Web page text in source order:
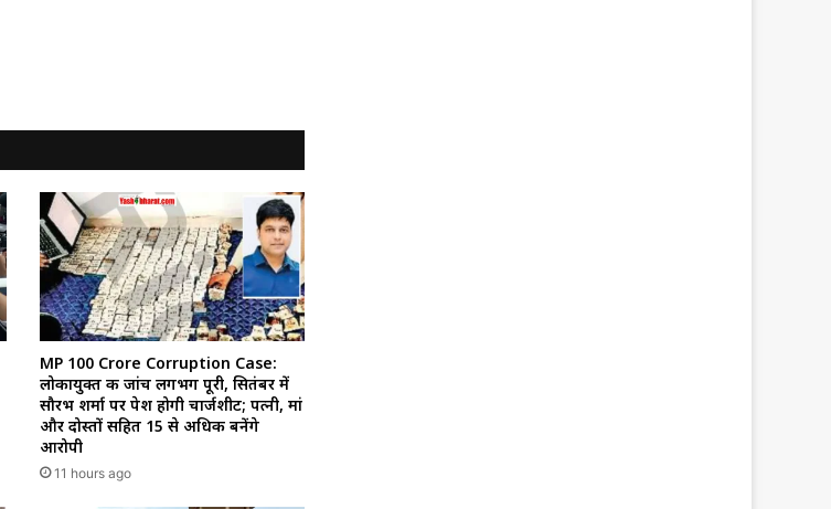
MP 100 Crore Corruption Case:
लोकायुक्त की जांच लगभग पूरी, सितंबर में
सौरभ शर्मा पर पेश होगी चार्जशीट; पत्नी, मां
और दोस्तों सहित 15 से अधिक बनेंगे
आरोपी
11 hours ago